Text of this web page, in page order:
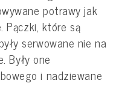
potrawy jak
Pączki, które są
serwowane nie na
Były one
i nadziewane